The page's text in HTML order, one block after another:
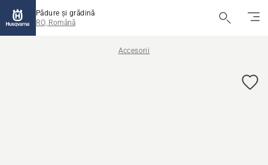
Pădure și grădină
RO, Română
Accesorii